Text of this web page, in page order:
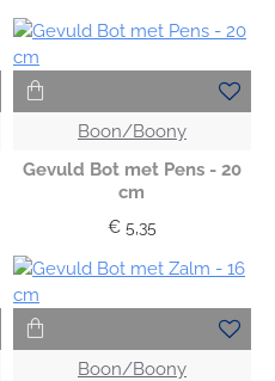
Boon/Boony
Gevuld Bot met Pens - 20
cm
€ 5,35
Boon/Boony